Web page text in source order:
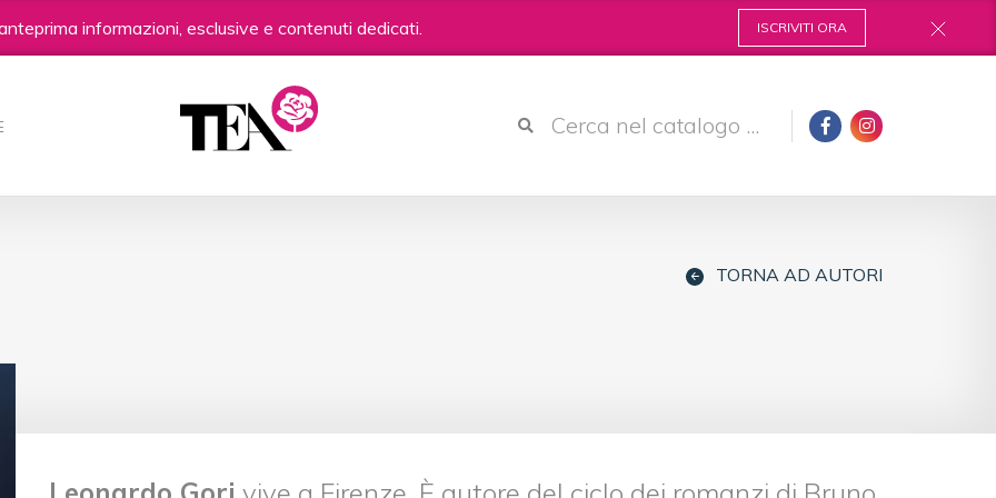
informazioni, esclusive e contenuti dedicati. ISCRIVITI ORA
TORNA AD AUTORI